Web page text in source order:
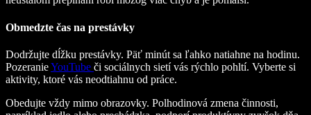
Obmedzte čas na prestávky
Dodržujte dĺžku prestávky. Päť minút sa ľahko natiahne na hodinu.
PozeranieYouTube či sociálnych sietí vás rýchlo pohltí. Vyberte si
aktivity, ktoré vás neodtiahnu od práce.
Obedujte vždy mimo obrazovky. Polhodinová zmena činnosti,